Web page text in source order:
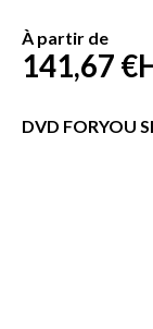
À partir de
141,67 €
DVD FORYOU